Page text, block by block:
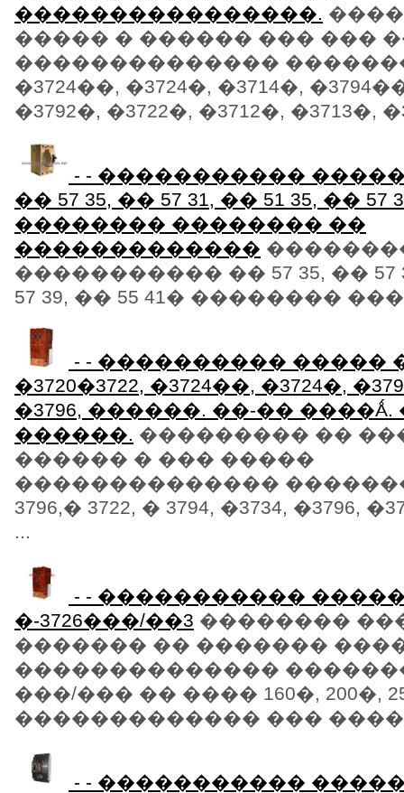
����������������.
����� � ������ ��� ���
��������������
�3724��, �3724�, �3714�,
�3792�, �3722�, �3712�, �3713�,
- - �����������
�� 57 35, �� 57 31, �� 51 35, �� 57
�������� �������� ��
�������������
����������� �� 57 35, �� 57
57 39, �� 55 41� ��������
- - ���������� �����
�3720�3722, �3724��, �3724�,
�3796, ������. ��-��
������. ��������� ��
������ � ��� �����
��������������
3796,� 3722, � 3794, �3734, �3796,
...
- - �����������
�-3726���/��3 ��������
������� �� �������
��������������
���/��� �� ���� 160�, 200�,
������������� ���
- - �����������